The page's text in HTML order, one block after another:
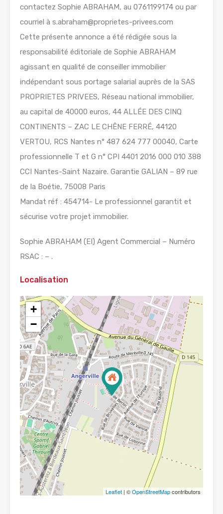
contactez Sophie ABRAHAM, au 0761199174 ou par
courriel à s.abraham@proprietes-privees.com
Cette présente annonce a été rédigée sous la
responsabilité éditoriale de Sophie ABRAHAM
agissant en qualité de conseiller immobilier
indépendant sous portage salarial auprès de la SAS
PROPRIETES PRIVEES, Réseau national immobilier,
au capital de 40000 euros, 44 ALLÉE DES CINQ
CONTINENTS – ZAC LE CHÊNE FERRÉ, 44120
VERTOU, RCS Nantes n° 487 624 777 00040, Carte
professionnelle T et G n° CPI 4401 2016 000 010 388
CCI Nantes-Saint Nazaire. Garantie GALIAN – 89 rue
de la Boétie, 75008 Paris
Mandat réf : 454714- Le professionnel garantit et
sécurise votre projet immobilier.
Sophie ABRAHAM (EI) Agent Commercial – Numéro
RSAC : – .
Localisation
+
−
Leaflet | ©OpenStreetMapcontributors